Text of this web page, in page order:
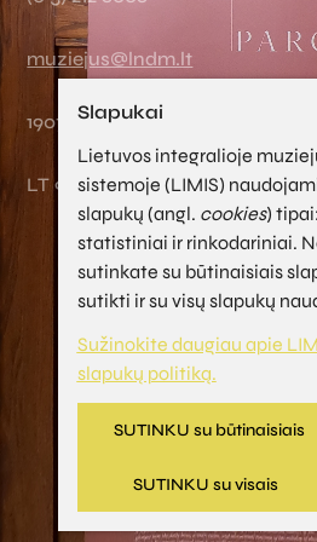
El. paštas:
muziejus@lndm.lt
190756087
PVM mokėtojo kodas:
LT 907560811
„Asseco
Dizainas © UAB
Slapukai
Lietuvos integralioje
sistemoje (LIMIS)
slapukų (angl. cookies)
statistiniai ir rinkodariniai.
sutinkate su būtinaisiais
sutikti ir su visų slapukų
Sužinokite daugiau apie
slapukų politiką.
SUTINKU su būtinaisiais
SUTINKU su visais